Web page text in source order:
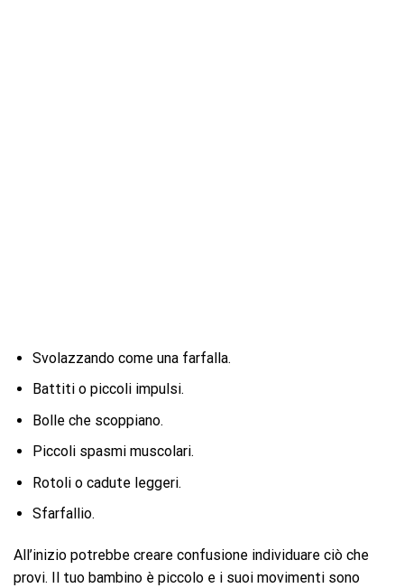
Svolazzando come una farfalla.
Battiti o piccoli impulsi.
Bolle che scoppiano.
Piccoli spasmi muscolari.
Rotoli o cadute leggeri.
Sfarfallio.
All’inizio potrebbe creare confusione individuare ciò che
provi. Il tuo bambino è piccolo e i suoi movimenti sono